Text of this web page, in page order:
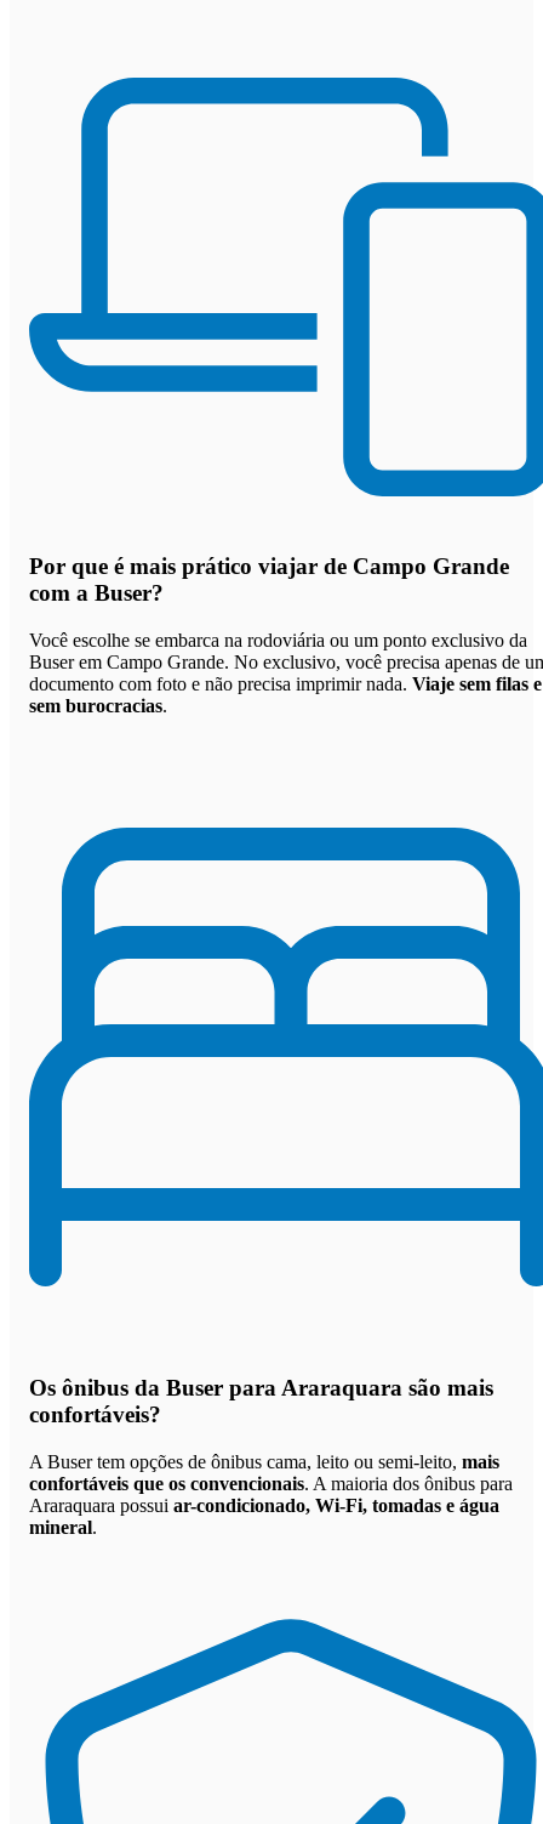
Por que é mais prático viajar de Campo Grande
com a Buser?
Você escolhe se embarca na rodoviária ou um ponto exclusivo da
Buser em Campo Grande. No exclusivo, você precisa apenas de
documento com foto e não precisa imprimir nada. Viaje sem filas e
sem burocracias.
Os ônibus da Buser para Araraquara são mais
confortáveis?
A Buser tem opções de ônibus cama, leito ou semi-leito, mais
confortáveis que os convencionais. A maioria dos ônibus para
Araraquara possui ar-condicionado, Wi-Fi, tomadas e água
mineral.